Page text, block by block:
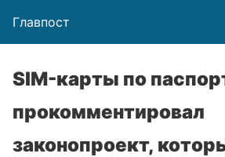
Главпост
SIM-карты по
прокомментировал
законопроект,